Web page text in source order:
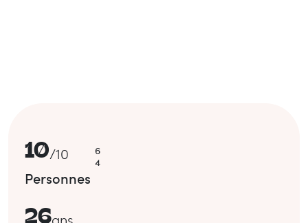
10/10
6
4
Personnes
26